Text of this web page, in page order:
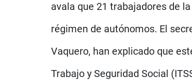
avala que 21 trabajadores de
régimen de autónomos. El
Vaquero, han explicado que
Trabajo y Seguridad Social